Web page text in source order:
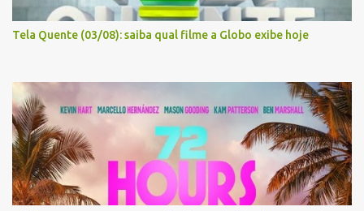
Tela Quente (03/08): saiba qual filme a Globo exibe hoje